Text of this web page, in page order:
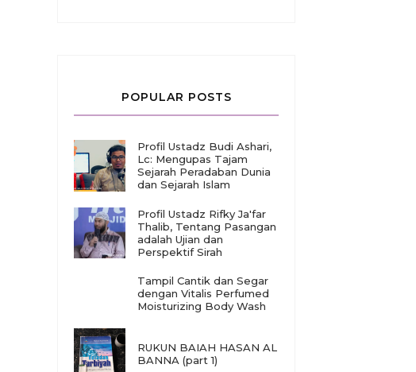
POPULAR POSTS
Profil Ustadz Budi Ashari,
Lc: Mengupas Tajam
Sejarah Peradaban Dunia
dan Sejarah Islam
Profil Ustadz Rifky Ja'far
Thalib, Tentang Pasangan
adalah Ujian dan
Perspektif Sirah
Tampil Cantik dan Segar
dengan Vitalis Perfumed
Moisturizing Body Wash
RUKUN BAIAH HASAN AL
BANNA (part 1)